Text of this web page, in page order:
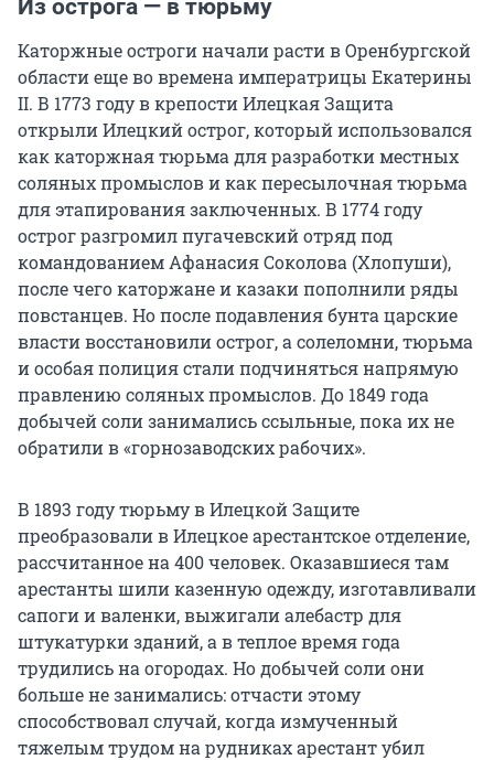
Из острога — в тюрьму
Каторжные остроги начали расти в Оренбургской
области еще во времена императрицы Екатерины
II. В 1773 году в крепости Илецкая Защита
открыли Илецкий острог, который использовался
как каторжная тюрьма для разработки местных
соляных промыслов и как пересылочная тюрьма
для этапирования заключенных. В 1774 году
острог разгромил пугачевский отряд под
командованием Афанасия Соколова (Хлопуши),
после чего каторжане и казаки пополнили ряды
повстанцев. Но после подавления бунта царские
власти восстановили острог, а солеломни, тюрьма
и особая полиция стали подчиняться напрямую
правлению соляных промыслов. До 1849 года
добычей соли занимались ссыльные, пока их не
обратили в «горнозаводских рабочих».
В 1893 году тюрьму в Илецкой Защите
преобразовали в Илецкое арестантское отделение,
рассчитанное на 400 человек. Оказавшиеся там
арестанты шили казенную одежду, изготавливали
сапоги и валенки, выжигали алебастр для
штукатурки зданий, а в теплое время года
трудились на огородах. Но добычей соли они
больше не занимались: отчасти этому
способствовал случай, когда измученный
тяжелым трудом на рудниках арестант убил